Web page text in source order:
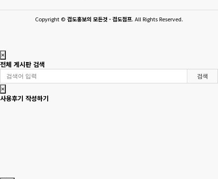
Copyright © 검도홍보의 모든것 - 검도점프. All Rights Reserved.
×
전체 게시판 검색
검색
×
사용후기 작성하기